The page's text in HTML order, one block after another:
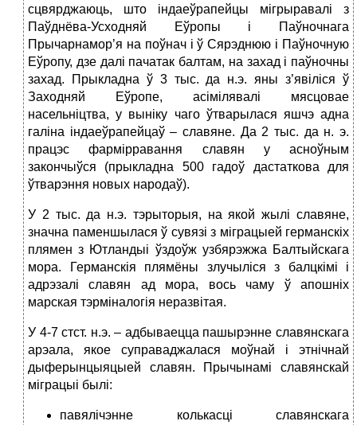
сцвярджаюць, што індаеўрапейцы мігрыравалі з
Паўднёва-Усходняй Еўропы і Паўночнага
Прычарнамор’я на поўнач і ў Сярэднюю і Паўночную
Еўропу, дзе далі пачатак балтам, на захад і паўночны
захад. Прыкладна ў 3 тыс. да н.э. яны з’явіліся ў
Заходняй Еўропе, асімілявалі мясцовае
насельніцтва, у выніку чаго ўтварылася яшчэ адна
галіна індаеўрапейцаў – славяне. Да 2 тыс. да н. э.
працэс фармірравання славян у асноўным
закончыўся (прыкладна 500 гадоў дастаткова для
ўтварэння новых народаў).
У 2 тыс. да н.э. тэрыторыя, на якой жылі славяне,
значна паменшылася ў сувязі з міграцыей германскіх
плямен з Ютландыі ўздоўж узбярэжжа Балтыйскага
мора. Германскія плямёны злучыліся з балцкімі і
адрэзалі славян ад мора, вось чаму ў апошніх
марская тэрміналогія неразвітая.
У 4-7 стст. н.э. – адбываецца пашырэнне славянскага
арэала, якое суправаджалася моўнай і этнічнай
дыферынцыяцыей славян. Прычынамі славянскай
міграцыі былі:
павялічэнне колькасці славянскага